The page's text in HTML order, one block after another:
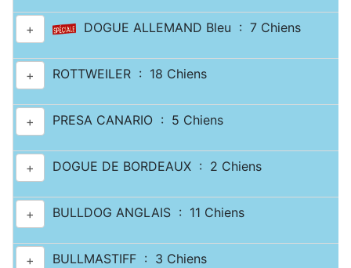
+ DOGUE ALLEMAND Bleu : 7 Chiens
+ ROTTWEILER : 18 Chiens
+ PRESA CANARIO : 5 Chiens
+ DOGUE DE BORDEAUX : 2 Chiens
+ BULLDOG ANGLAIS : 11 Chiens
+ BULLMASTIFF : 3 Chiens